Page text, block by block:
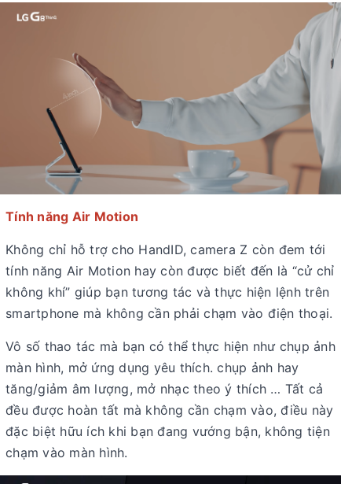
Tính năng Air Motion
Không chỉ hỗ trợ cho HandID, camera Z còn đem tới
tính năng Air Motion hay còn được biết đến là “cử chỉ
không khí” giúp bạn tương tác và thực hiện lệnh trên
smartphone mà không cần phải chạm vào điện thoại.
Vô số thao tác mà bạn có thể thực hiện như chụp ảnh
màn hình, mở ứng dụng yêu thích. chụp ảnh hay
tăng/giảm âm lượng, mở nhạc theo ý thích … Tất cả
đều được hoàn tất mà không cần chạm vào, điều này
đặc biệt hữu ích khi bạn đang vướng bận, không tiện
chạm vào màn hình.